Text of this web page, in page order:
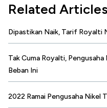
Related Articles
Dipastikan Naik, Tarif Royalti
Tak Cuma Royalti,
Beban Ini
2022 Ramai Pengusaha Nikel